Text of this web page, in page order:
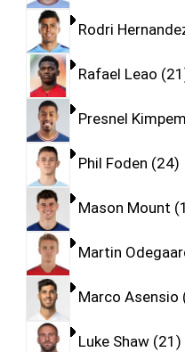
Rodri
Rafael Leao 21
Presnel
Phil Foden 24
Mason Mount
Martin
Marco Asensio
Luke Shaw 21